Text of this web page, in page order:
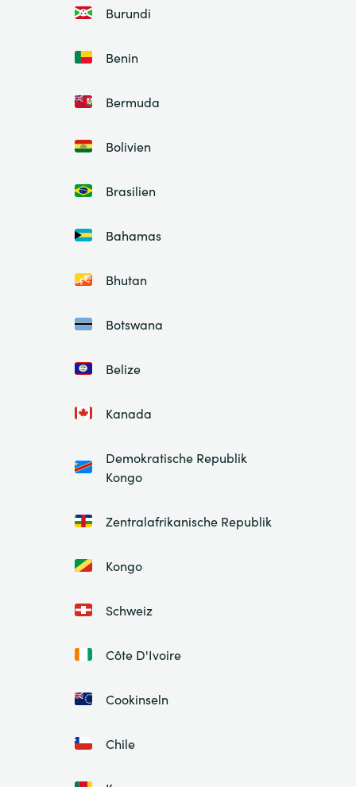
Burundi
Benin
Bermuda
Bolivien
Brasilien
Bahamas
Bhutan
Botswana
Belize
Kanada
Demokratische Republik
Kongo
Zentralafrikanische Republik
Kongo
Schweiz
Côte D'Ivoire
Cookinseln
Chile